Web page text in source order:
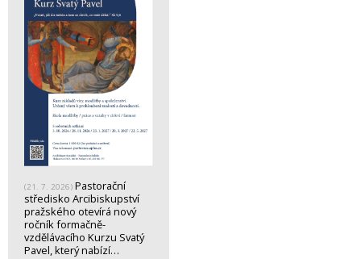
(21. 7. 2026) Pastorační
středisko Arcibiskupství
pražského otevírá nový
ročník formačně-
vzdělávacího Kurzu Svatý
Pavel, který nabízí…